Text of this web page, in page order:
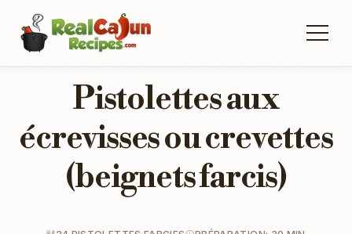
Pistolettes aux
écrevisses ou crevettes
(beignets farcis)